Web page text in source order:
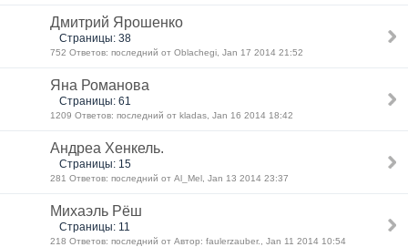
Дмитрий Ярошенко
Страницы: 38
752 Ответов: последний от Oblachegi, Jan 17 2014 21:52
Яна Романова
Страницы: 61
1209 Ответов: последний от kladas, Jan 16 2014 18:42
Андреа Хенкель.
Страницы: 15
281 Ответов: последний от Al_Mel, Jan 13 2014 23:37
Михаэль Рёш
Страницы: 11
218 Ответов: последний от Автор: faulerzauber., Jan 11 2014 10:54